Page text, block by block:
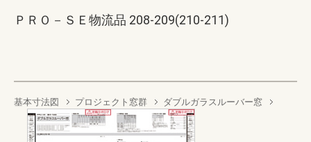
ＰＲＯ－ＳＥ物流品 208-209(210-211)
基本寸法図 プロジェクト窓群 ダブルガラスルーバー窓